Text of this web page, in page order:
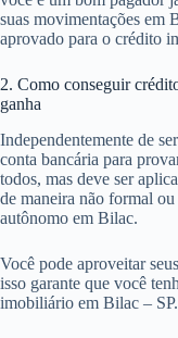
suas movimentações em
aprovado para o crédito
2. Como conseguir
ganha
Independentemente de
conta bancária para
todos, mas deve ser
de maneira não formal
autônomo em Bilac.
Você pode aproveitar
isso garante que você
imobiliário em Bilac – SP.